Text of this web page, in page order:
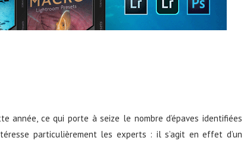
année, ce qui porte à seize le nombre d’épaves identifiées
particulièrement les experts : il s’agit en effet d’un